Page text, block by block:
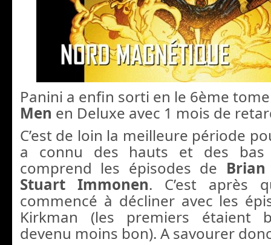
Panini a enfin sorti en le 6ème
Men en Deluxe avec 1 mois de
C’est de loin la meilleure période
a connu des hauts et des bas
comprend les épisodes de
Stuart Immonen. C’est après
commencé à décliner avec les
Kirkman (les premiers étaient
devenu moins bon). A savourer